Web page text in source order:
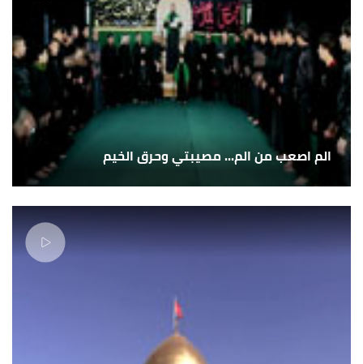
الم اصعب من الم... مصيبتي وحرق الخيم